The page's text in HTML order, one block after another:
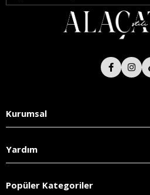
Kurumsal
Yardım
Popüler Kategoriler